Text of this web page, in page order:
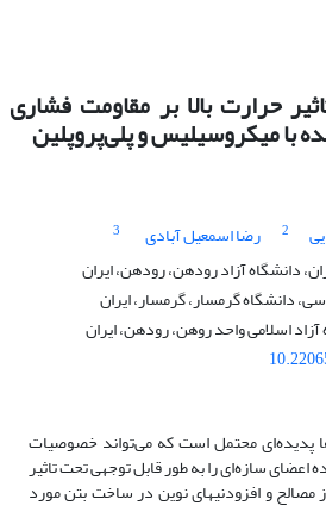
حرارت بالا بر مقاومت فشاری
میکروسیلیس و پلی‌پروپلین
2 رضا اسمعیل آبادی
3
دانشگاه آزاد رودهن، رودهن، ایران
دانشگاه گرمسار، گرمسار، ایران
آزاد اسلامی واحد روهن، رودهن، ایران
پدیده‌ای محتمل است که می‌تواند خصوصیات
سازه‌ای را به طور قابل توجهی تحت تاثیر
مصالح و افزودنیهای نوین در ساخت بتن مورد